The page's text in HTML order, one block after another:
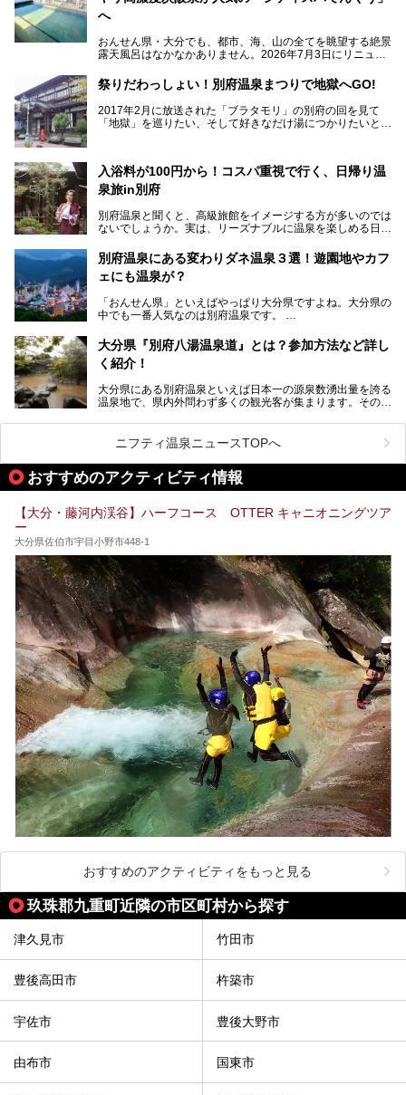
へ
おんせん県・大分でも、都市、海、山の全てを眺望する絶景
露天風呂はなかなかありません。2026年7月3日にリニュー
てんくう(CITY SPA てんくう)」は、なんとJR大分駅直結と
いう利便性の高さ！
地上80mという圧倒的な開放感が魅力。温泉、ロウリュサウ
ナ、そしてひんやりとした約27度の高濃度炭酸泉で交互浴
併設の「JR九州ホテル ブラッサム大分」に泊まって、この
「シティスパてんくう」をたっぷり満喫してきたのでレポー
ルダウンできるスイーツ情報と併せてお楽しみください！
提供元：大分県【PR】
この記事は大分県のPR記事です。
祭りだわっしょい！別府温泉まつりで地獄へGO!
2017年2月に放送された「ブラタモリ」の別府の回を見て
「地獄」を巡りたい、そして好きなだけ湯につかりたいと切
まつり」が開催されます。その期間は嬉しいことに100以上
の共同浴場がなんと無料開放されるんです！普段から入浴料
が100円と安いのに、いいんですかタダにしちゃって!?
しかも4/2には「東京ディズニーリゾートスペシャルパレー
ド」も行われます。つまり別府に行けば「地獄」も「ミッキ
ーマウス」も拝める稀有なイベントですよ、これは行くしか
ない！
源泉数、湧出量ともに日本一の温泉県とも言われる大分県。
な市営温泉をまとめました。
Let’s go to Hell !
入浴料が100円から！コスパ重視で行く、日帰り温
泉旅in別府
別府温泉と聞くと、高級旅館をイメージする方が多いのでは
ないでしょうか。実は、リーズナブルに温泉を楽しめる日帰
で楽しめる「大分県の別府温泉」に注目してみました。
ニフティ温泉がオススメする温泉施設を紹介しちゃいます！
別府温泉にある変わりダネ温泉３選！遊園地やカフ
ェにも温泉が？
「おんせん県」といえばやっぱり大分県ですよね。大分県の
中でも一番人気なのは別府温泉です。
中いても飽きません。
普通に温泉に浸かる以外にも、別府地獄巡りや砂湯などは有
名ですよね。
別府温泉は共同湯も多く、家庭やマンションにも温泉を引い
ている所もあります。
あるんです。
これを読んで別府温泉巡りの参考になればと思います。
大分県『別府八湯温泉道』とは？参加方法など詳し
く紹介！
大分県にある別府温泉といえば日本一の源泉数湧出量を誇る
温泉地で、県内外問わず多くの観光客が集まります。その別
八湯温泉道とは別府八湯を巡る体験型イベントで、施設を回
って88ヶ所のスタンプを集めて温泉名人の認定を目指すと
いうものです。
別府には朝早くから夜遅くまでやっている地元に根付いた銭
湯や、日帰りのみの大きな施設など様々な形態の温泉があり
人を目指してみてはいかがでしょうか？
ニフティ温泉ニュースTOPへ
おすすめのアクティビティ情報
【大分・藤河内渓谷】ハーフコース OTTER キャニオニングツア
ー
大分県佐伯市宇目小野市448-1
おすすめのアクティビティをもっと見る
玖珠郡九重町近隣の市区町村から探す
津久見市 竹田市
豊後高田市 杵築市
宇佐市 豊後大野市
由布市 国東市